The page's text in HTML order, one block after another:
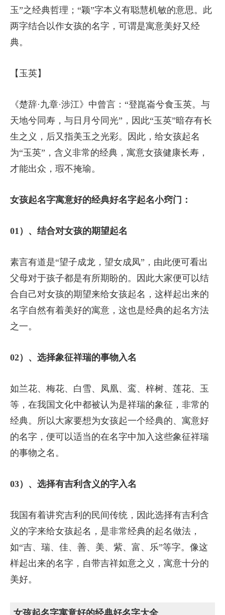
玉”之经典哲理；“颖”字本义有聪慧机敏的意思。此
两字结合以作女孩的名字，可谓是寓意美好又经
典。
【玉英】
《楚辞·九章·涉江》中曾言：“登崑崙兮食玉英。与
天地兮同寿，与日月兮同光”，因此“玉英”暗存有长
生之义，后又指美玉之光彩。因此，给女孩起名
为“玉英”，含义非常的经典，寓意女孩健康长寿，
才能出众，瑕不掩瑜。
女孩起名字寓意好的经典好名字起名小窍门：
01）、结合对女孩的期望起名
素言有道是“望子成龙，望女成凤”，由此便可看出
父母对于孩子都是有所期盼的。因此大家便可以结
合自己对女孩的期望来给女孩起名，这样起出来的
名字自然有着美好的寓意，这也是经典的起名方法
之一。
02）、选择象征祥瑞的事物入名
如兰花、梅花、白雪、凤凰、鸾、梓树、莲花、玉
等，在我国文化中都被认为是祥瑞的象征，非常的
经典。所以大家要想为女孩起一个经典的、寓意好
的名字，便可以适当的在名字中加入这些象征祥瑞
的事物之名。
03）、选择有吉利含义的字入名
我国有着讲究吉利的民间传统，因此选择有吉利含
义的字来给女孩起名，是非常经典的起名做法，
如“吉、瑞、佳、善、美、紫、富、乐”等字。像这
样起出来的名字，自带吉祥如意之义，寓意十分的
美好。